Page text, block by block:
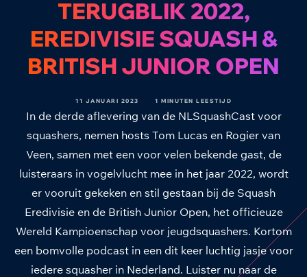
TERUGBLIK 2022,
EREDIVISIE SQUASH &
BRITISH JUNIOR OPEN
11 JANUARI 2023 1 MINUTEN LEESTIJD
In de derde aflevering van de NLSquashCast voor
squashers, nemen hosts Tom Lucas en Rogier van
Veen, samen met een voor velen bekende gast, de
luisteraars in vogelvlucht mee in het jaar 2022, wordt
er vooruit gekeken en stil gestaan bij de Squash
Eredivisie en de British Junior Open, het officieuze
Wereld Kampioenschap voor jeugdsquashers. Kortom
een bomvolle podcast in een dit keer luchtig jasje voor
iedere squasher in Nederland. Luister nu naar de